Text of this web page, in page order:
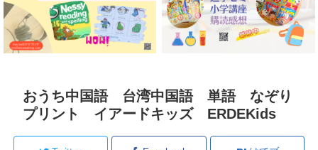
おうち中国語 台湾中国語 単語 なぞり
プリント イアードキッズ ERDEKids